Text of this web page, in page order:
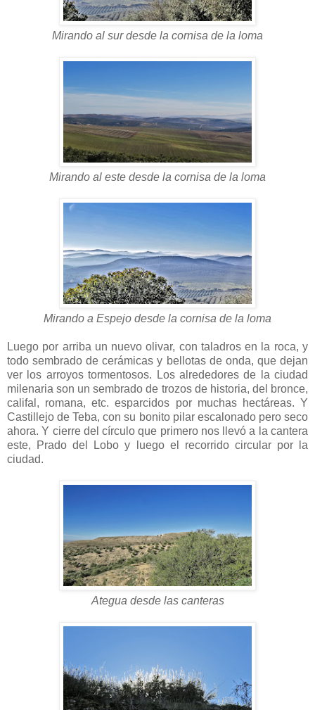
Mirando al sur desde la cornisa de la loma
Mirando al este desde la cornisa de la loma
Mirando a Espejo desde la cornisa de la loma
Luego por arriba un nuevo olivar, con taladros en la roca, y
todo sembrado de cerámicas y bellotas de onda, que dejan
ver los arroyos tormentosos. Los alrededores de la ciudad
milenaria son un sembrado de trozos de historia, del bronce,
califal, romana, etc. esparcidos por muchas hectáreas. Y
Castillejo de Teba, con su bonito pilar escalonado pero seco
ahora. Y cierre del círculo que primero nos llevó a la cantera
este, Prado del Lobo y luego el recorrido circular por la
ciudad.
Ategua desde las canteras